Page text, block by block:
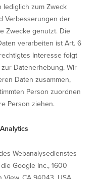
lediglich zum Zweck
Verbesserungen der
Zwecke genutzt. Die
verarbeiten ist Art. 6
Interesse folgt
Datenerhebung. Wir
Daten zusammen,
Person zuordnen
Person ziehen.
Webanalysedienstes
Google Inc., 1600